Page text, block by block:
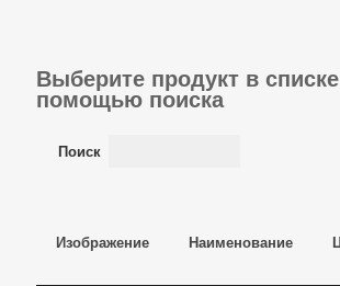
Выберите продукт в
помощью поиска
Поиск
Изображение Наименование